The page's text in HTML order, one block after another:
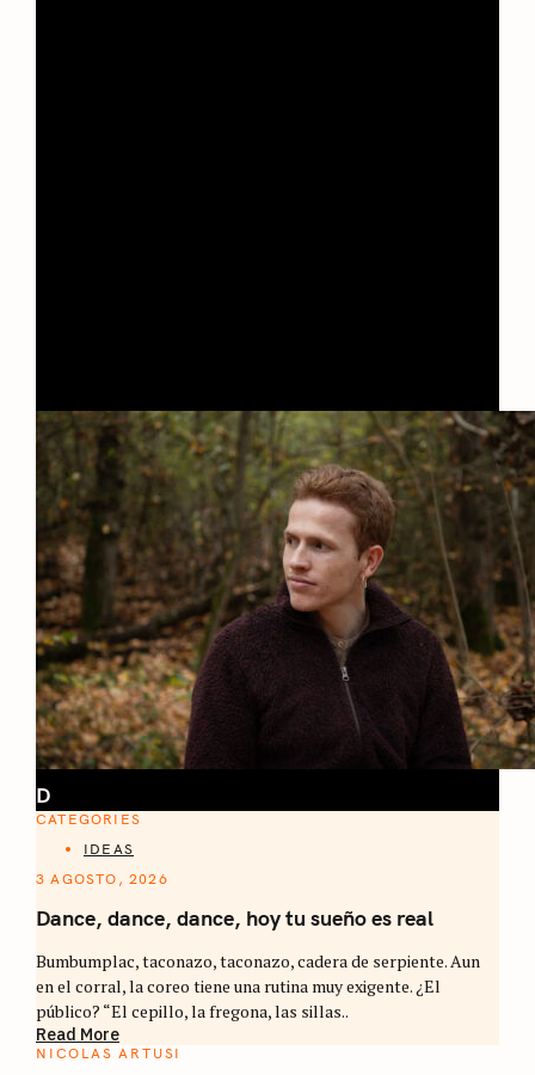
D
CATEGORIES
IDEAS
3 AGOSTO, 2026
Dance, dance, dance, hoy tu sueño es real
Bumbumplac, taconazo, taconazo, cadera de serpiente. Aun
en el corral, la coreo tiene una rutina muy exigente. ¿El
público? “El cepillo, la fregona, las sillas..
Read More
NICOLAS ARTUSI